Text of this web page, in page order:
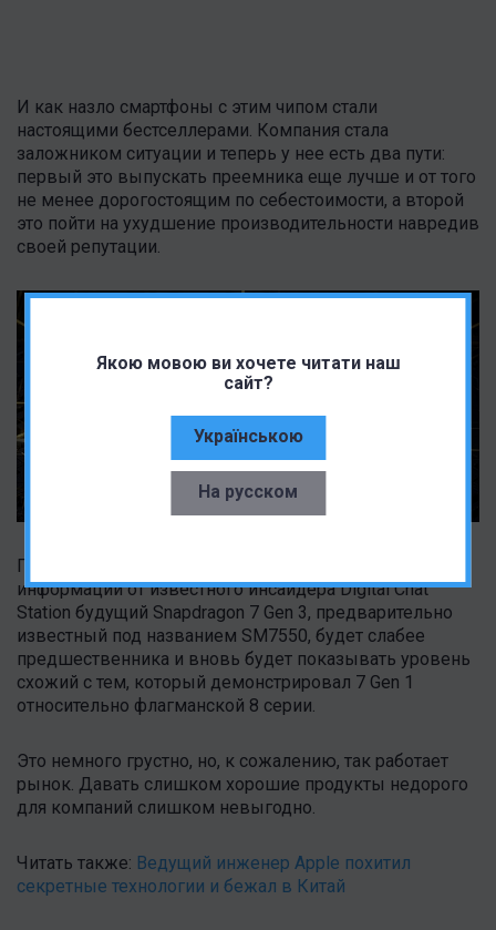
Якою мовою ви хочете читати наш
сайт?
Українською
На русском
И как назло смартфоны с этим чипом стали
настоящими бестселлерами. Компания стала
заложником ситуации и теперь у нее есть два пути:
первый это выпускать преемника еще лучше и от того
не менее дорогостоящим по себестоимости, а второй
это пойти на ухудшение производительности навредив
своей репутации.
Похоже компания выбрала второй путь и согласно
информации от известного инсайдера Digital Chat
Station будущий Snapdragon 7 Gen 3, предварительно
известный под названием SM7550, будет слабее
предшественника и вновь будет показывать уровень
схожий с тем, который демонстрировал 7 Gen 1
относительно флагманской 8 серии.
Это немного грустно, но, к сожалению, так работает
рынок. Давать слишком хорошие продукты недорого
для компаний слишком невыгодно.
Читать также: Ведущий инженер Apple похитил
секретные технологии и бежал в Китай